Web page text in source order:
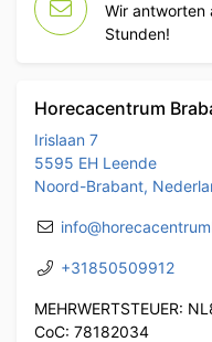
Wir antworten
Stunden!
Horecacentrum
Irislaan 7
5595 EH Leende
Noord-Brabant,
+31850509912
MEHRWERTSTEUER:
CoC: 78182034